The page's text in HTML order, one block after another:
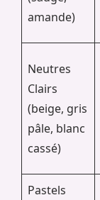
amande)
Neutres
Clairs
(beige, gris
pâle, blanc
cassé)
Pastels